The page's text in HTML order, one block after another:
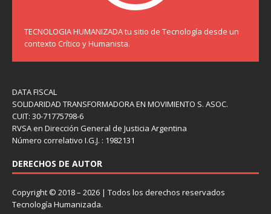
TECNOLOGIA HUMANIZADA tu sitio de Tecnología desde un
contexto Crítico y Humanista.
DATA FISCAL
SOLIDARIDAD TRANSFORMADORA EN MOVIMIENTO S. ASOC.
CUIT: 30-71775798-6
RVSA en Dirección General de Justicia Argentina
Número correlativo I.G.J. : 1982131
DERECHOS DE AUTOR
Copyright © 2018 – 2026 | Todos los derechos reservados
Tecnología Humanizada.